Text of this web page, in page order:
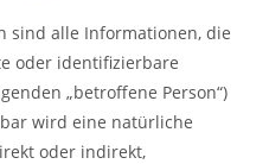
sind alle Informationen, die
oder identifizierbare
„betroffene Person“)
wird eine natürliche
oder indirekt,